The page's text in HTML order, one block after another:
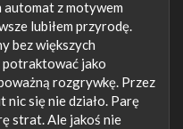
automat z motywem
lubiłem przyrodę.
bez większych
potraktować jako
rozgrywkę. Przez
nic się nie działo. Parę
strat. Ale jakoś nie